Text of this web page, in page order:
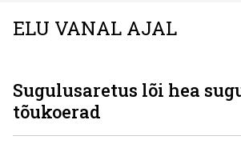
ELU VANAL AJAL
Sugulusaretus lõi hea
tõukoerad